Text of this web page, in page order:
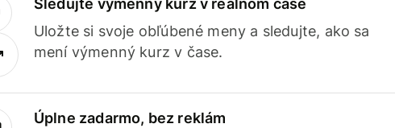
Sledujte výmenný kurz v reálnom čase
Uložte si svoje obľúbené meny a sledujte, ako sa
mení výmenný kurz v čase.
Úplne zadarmo, bez reklám